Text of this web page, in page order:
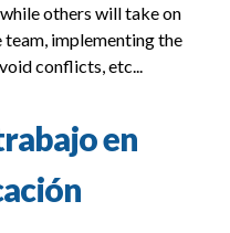
others will take on
implementing the
conflicts, etc...
en